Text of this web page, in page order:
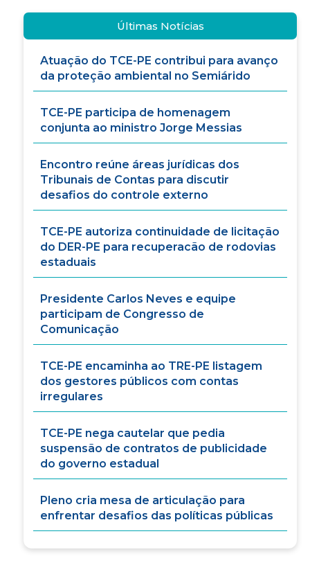
Últimas Notícias
Atuação do TCE-PE contribui para avanço
da proteção ambiental no Semiárido
TCE-PE participa de homenagem
conjunta ao ministro Jorge Messias
Encontro reúne áreas jurídicas dos
Tribunais de Contas para discutir
desafios do controle externo
TCE-PE autoriza continuidade de licitação
do DER-PE para recuperacão de rodovias
estaduais
Presidente Carlos Neves e equipe
participam de Congresso de
Comunicação
TCE-PE encaminha ao TRE-PE listagem
dos gestores públicos com contas
irregulares
TCE-PE nega cautelar que pedia
suspensão de contratos de publicidade
do governo estadual
Pleno cria mesa de articulação para
enfrentar desafios das políticas públicas